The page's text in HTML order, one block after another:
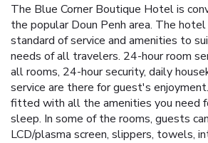
The Blue Corner Boutique Hotel is
the popular Doun Penh area. The
standard of service and amenities to
needs of all travelers. 24-hour room
all rooms, 24-hour security, daily
service are there for guest's
fitted with all the amenities you need
sleep. In some of the rooms, guests
LCD/plasma screen, slippers, towels,